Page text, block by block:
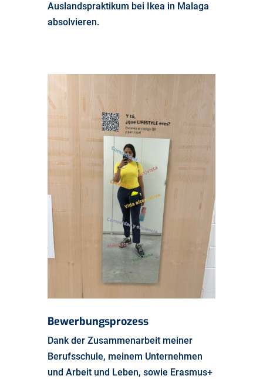
Auslandspraktikum bei Ikea in Malaga
absolvieren.
Bewerbungsprozess
Dank der Zusammenarbeit meiner
Berufsschule, meinem Unternehmen
und Arbeit und Leben, sowie Erasmus+